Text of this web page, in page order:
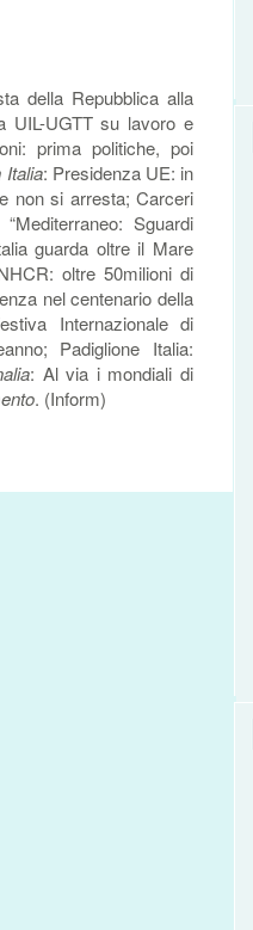
della Repubblica alla
UIL-UGTT su lavoro e
prima politiche, poi
Italia: Presidenza UE: in
non si arresta; Carceri
Sguardi
guarda oltre il Mare
oltre 50milioni di
nel centenario della
Internazionale di
Padiglione Italia:
: Al via i mondiali di
. (Inform)